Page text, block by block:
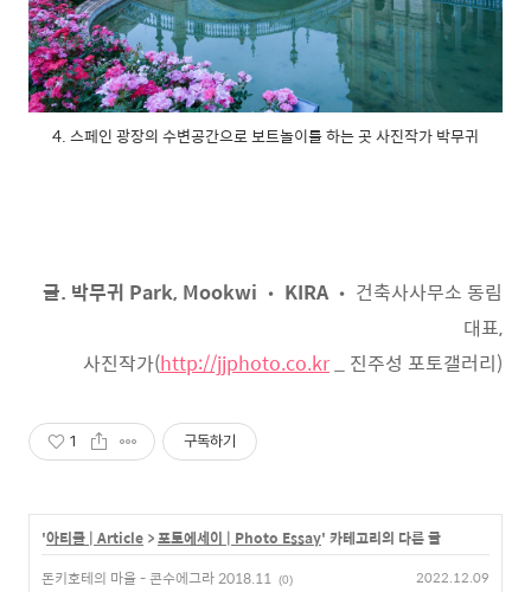
4. 스페인 광장의 수변공간으로 보트놀이를 하는 곳 사진작가 박무귀
글. 박무귀 Park, Mookwi • KIRA• 건축사사무소 동림
대표,
사진작가(http://jjphoto.co.kr_ 진주성 포토갤러리)
1 구독하기
'아티클 | Article >포토에세이 | Photo Essay' 카테고리의 다른 글
돈키호테의 마을 - 콘수에그라 2018.11 (0) 2022.12.09